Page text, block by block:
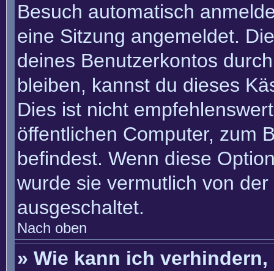
Besuch automatisch
eine Sitzung angemeldet.
deines Benutzerkontos
bleiben, kannst du dieses
Dies ist nicht
öffentlichen Computer, zum
befindest. Wenn diese
wurde sie vermutlich von
ausgeschaltet.
Nach oben
» Wie kann ich